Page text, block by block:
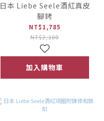
日本 Liebe Seele酒紅真皮
腳銬
NT$1,785
NT$2,100
加入購物車